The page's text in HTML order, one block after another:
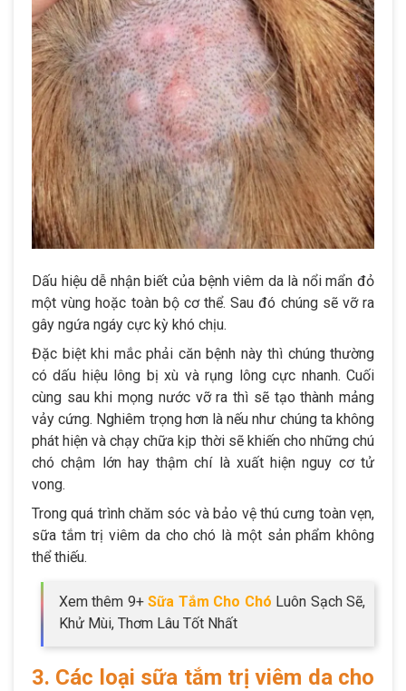
Dấu hiệu dễ nhận biết của bệnh viêm da là nổi mẩn đỏ
một vùng hoặc toàn bộ cơ thể. Sau đó chúng sẽ vỡ ra
gây ngứa ngáy cực kỳ khó chịu.
Đặc biệt khi mắc phải căn bệnh này thì chúng thường
có dấu hiệu lông bị xù và rụng lông cực nhanh. Cuối
cùng sau khi mọng nước vỡ ra thì sẽ tạo thành mảng
vảy cứng. Nghiêm trọng hơn là nếu như chúng ta không
phát hiện và chạy chữa kịp thời sẽ khiến cho những chú
chó chậm lớn hay thậm chí là xuất hiện nguy cơ tử
vong.
Trong quá trình chăm sóc và bảo vệ thú cưng toàn vẹn,
sữa tắm trị viêm da cho chó là một sản phẩm không
thể thiếu.
Xem thêm 9+Sữa Tắm Cho Chó Luôn Sạch Sẽ,
Khử Mùi, Thơm Lâu Tốt Nhất
3. Các loại sữa tắm trị viêm da cho